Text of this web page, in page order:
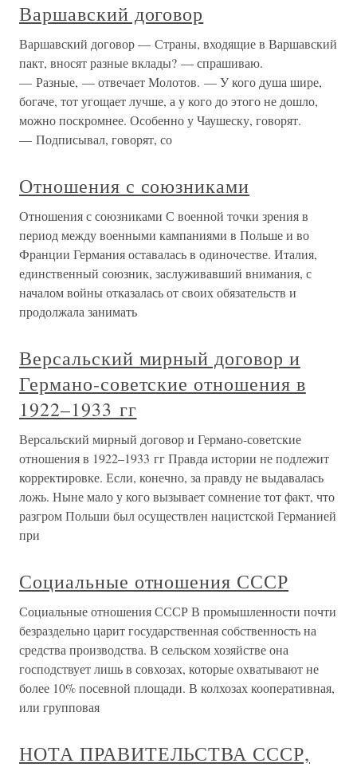
Варшавский договор
Варшавский договор — Страны, входящие в Варшавский
пакт, вносят разные вклады? — спрашиваю.
— Разные, — отвечает Молотов. — У кого душа шире,
богаче, тот угощает лучше, а у кого до этого не дошло,
можно поскромнее. Особенно у Чаушеску, говорят.
— Подписывал, говорят, со
Отношения с союзниками
Отношения с союзниками С военной точки зрения в
период между военными кампаниями в Польше и во
Франции Германия оставалась в одиночестве. Италия,
единственный союзник, заслуживавший внимания, с
началом войны отказалась от своих обязательств и
продолжала занимать
Версальский мирный договор и
Германо-советские отношения в
1922–1933 гг
Версальский мирный договор и Германо-советские
отношения в 1922–1933 гг Правда истории не подлежит
корректировке. Если, конечно, за правду не выдавалась
ложь. Ныне мало у кого вызывает сомнение тот факт, что
разгром Польши был осуществлен нацистской Германией
при
Социальные отношения СССР
Социальные отношения СССР В промышленности почти
безраздельно царит государственная собственность на
средства производства. В сельском хозяйстве она
господствует лишь в совхозах, которые охватывают не
более 10% посевной площади. В колхозах кооперативная,
или групповая
НОТА ПРАВИТЕЛЬСТВА СССР,